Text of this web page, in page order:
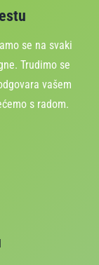
se na svaki
Trudimo se
vašem
s radom.